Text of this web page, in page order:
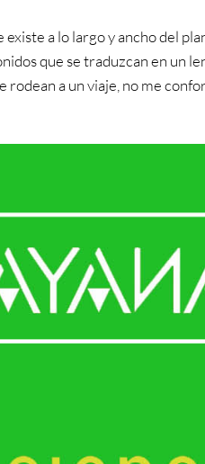
a lo largo y ancho del
que se traduzcan en un
a un viaje, no me